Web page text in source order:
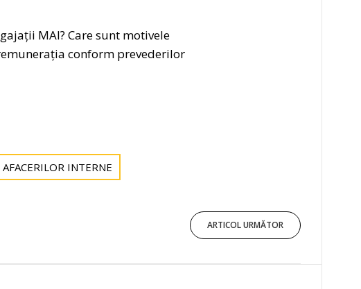
MAI? Care sunt motivele
conform prevederilor
INTERNE
ARTICOL URMĂTOR